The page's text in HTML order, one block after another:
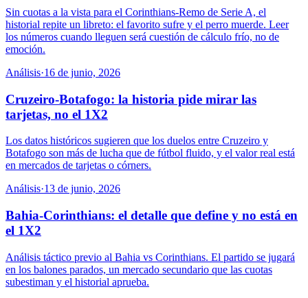
Sin cuotas a la vista para el Corinthians-Remo de Serie A, el
historial repite un libreto: el favorito sufre y el perro muerde. Leer
los números cuando lleguen será cuestión de cálculo frío, no de
emoción.
Análisis·16 de junio, 2026
Cruzeiro-Botafogo: la historia pide mirar las
tarjetas, no el 1X2
Los datos históricos sugieren que los duelos entre Cruzeiro y
Botafogo son más de lucha que de fútbol fluido, y el valor real está
en mercados de tarjetas o córners.
Análisis·13 de junio, 2026
Bahia-Corinthians: el detalle que define y no está en
el 1X2
Análisis táctico previo al Bahia vs Corinthians. El partido se jugará
en los balones parados, un mercado secundario que las cuotas
subestiman y el historial aprueba.